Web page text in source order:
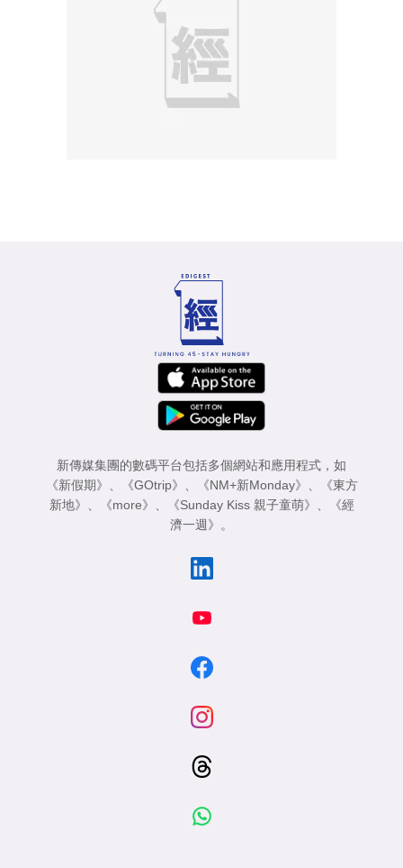
新傳媒集團的數碼平台包括多個網站和應用程式，如
《新假期》
《GOtrip》 《NM+新Monday》
《東方
新地》
《more》 《Sunday Kiss 親子童萌》
《經
濟一週》
。